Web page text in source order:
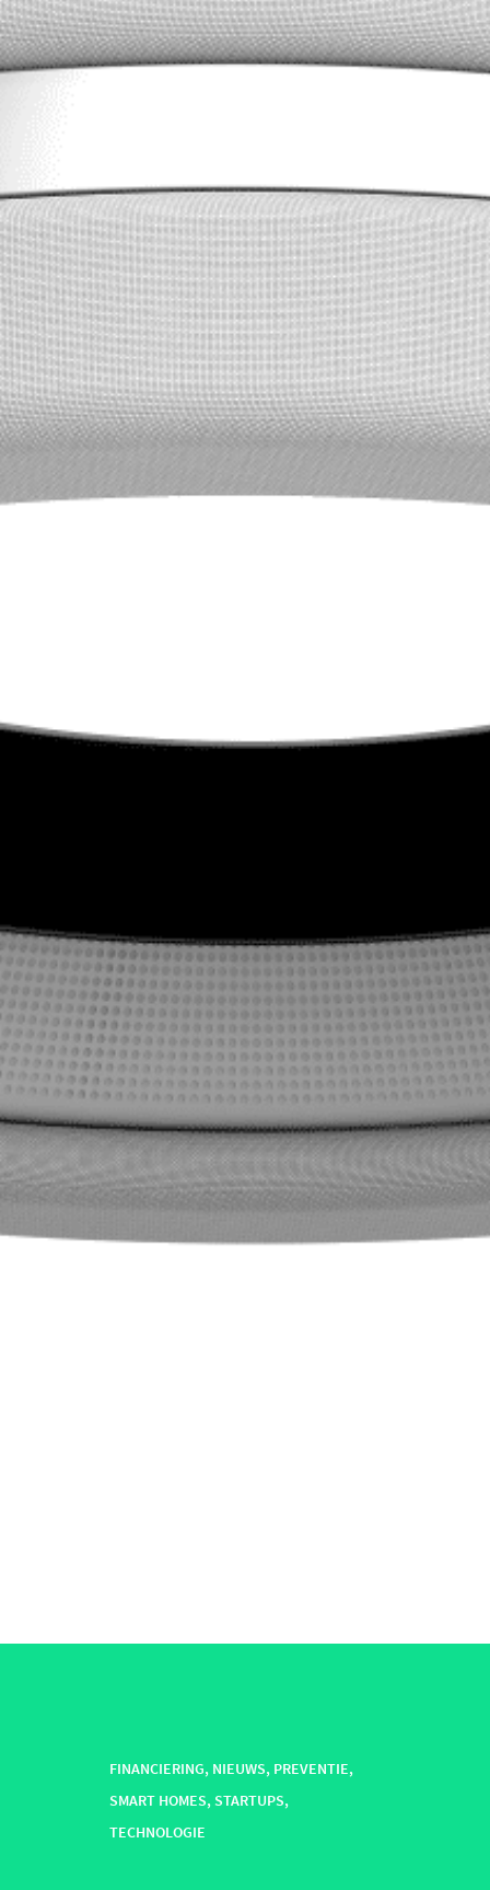
FINANCIERING, NIEUWS, PREVENTIE,
SMART HOMES,STARTUPS,
TECHNOLOGIE